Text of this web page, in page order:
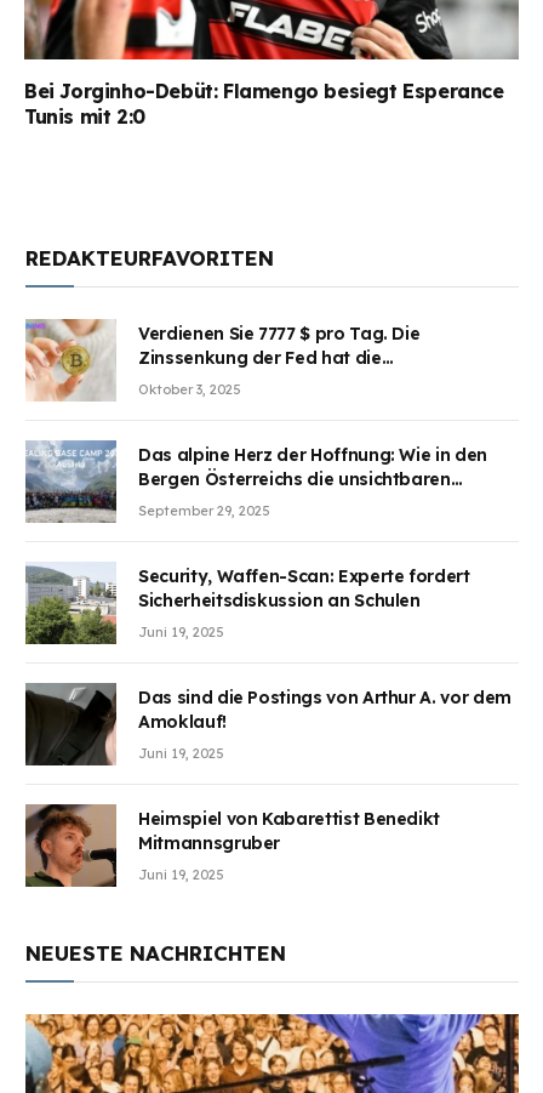
Bei Jorginho-Debüt: Flamengo besiegt Esperance
Tunis mit 2:0
REDAKTEURFAVORITEN
Verdienen Sie 7777 $ pro Tag. Die
Zinssenkung der Fed hat die
Aufmerksamkeit des Marktes erregt.
Oktober 3, 2025
Das alpine Herz der Hoffnung: Wie in den
Bergen Österreichs die unsichtbaren
Wunden des Kriegesheilen
September 29, 2025
Security, Waffen-Scan: Experte fordert
Sicherheitsdiskussion an Schulen
Juni 19, 2025
Das sind die Postings von Arthur A. vor dem
Amoklauf!
Juni 19, 2025
Heimspiel von Kabarettist Benedikt
Mitmannsgruber
Juni 19, 2025
NEUESTE NACHRICHTEN